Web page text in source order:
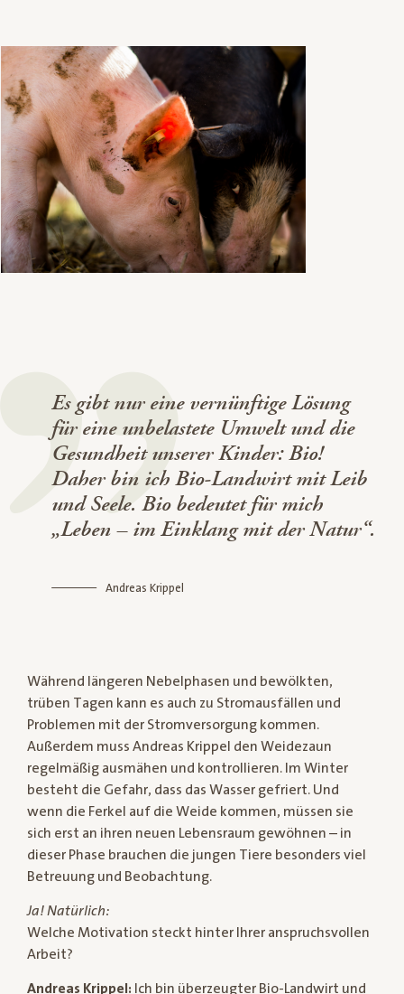
Es gibt nur eine vernünftige Lösung
für eine unbelastete Umwelt und die
Gesundheit unserer Kinder: Bio!
Daher bin ich Bio-Landwirt mit Leib
und Seele. Bio bedeutet für mich
„Leben – im Einklang mit der Natur“.
Andreas Krippel
Während längeren Nebelphasen und bewölkten,
trüben Tagen kann es auch zu Stromausfällen und
Problemen mit der Stromversorgung kommen.
Außerdem muss Andreas Krippel den Weidezaun
regelmäßig ausmähen und kontrollieren. Im Winter
besteht die Gefahr, dass das Wasser gefriert. Und
wenn die Ferkel auf die Weide kommen, müssen sie
sich erst an ihren neuen Lebensraum gewöhnen – in
dieser Phase brauchen die jungen Tiere besonders viel
Betreuung und Beobachtung.
Ja! Natürlich:
Welche Motivation steckt hinter Ihrer anspruchsvollen
Arbeit?
Andreas Krippel: Ich bin überzeugter Bio-Landwirt und